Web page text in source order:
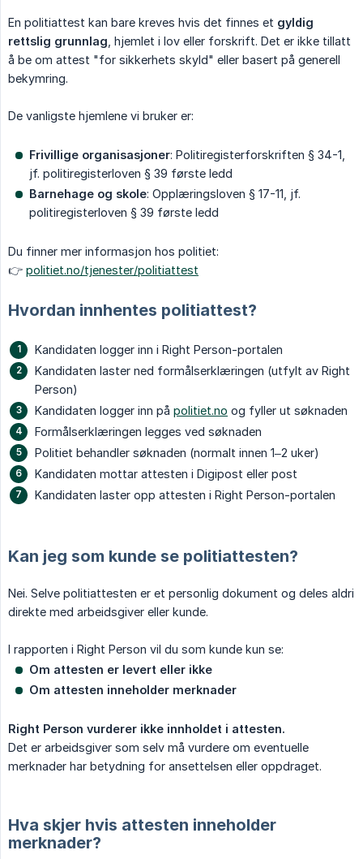
En politiattest kan bare kreves hvis det finnes et gyldig
rettslig grunnlag , hjemlet i lov eller forskrift. Det er ikke tillatt
å be om attest "for sikkerhets skyld" eller basert på generell
bekymring.
De vanligste hjemlene vi bruker er:
Frivillige organisasjoner: Politiregisterforskriften § 34-1,
jf. politiregisterloven § 39 første ledd
Barnehage og skole: Opplæringsloven § 17-11, jf.
politiregisterloven § 39 første ledd
Du finner mer informasjon hos politiet:
👉 politiet.no/tjenester/politiattest
Hvordan innhentes politiattest?
Kandidaten logger inn i Right Person-portalen
Kandidaten laster ned formålserklæringen (utfylt av Right
Person)
Kandidaten logger inn på politiet.no og fyller ut søknaden
Formålserklæringen legges ved søknaden
Politiet behandler søknaden (normalt innen 1–2 uker)
Kandidaten mottar attesten i Digipost eller post
Kandidaten laster opp attesten i Right Person-portalen
Kan jeg som kunde se politiattesten?
Nei. Selve politiattesten er et personlig dokument og deles aldri
direkte med arbeidsgiver eller kunde.
I rapporten i Right Person vil du som kunde kun se:
Om attesten er levert eller ikke
Om attesten inneholder merknader
Right Person vurderer ikke innholdet i attesten.
Det er arbeidsgiver som selv må vurdere om eventuelle
merknader har betydning for ansettelsen eller oppdraget.
Hva skjer hvis attesten inneholder
merknader?